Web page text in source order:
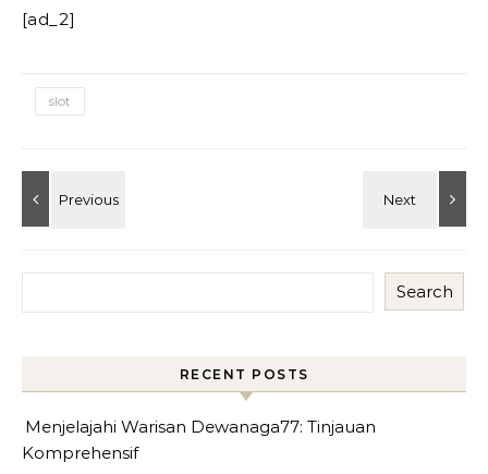
[ad_2]
slot
Search
RECENT POSTS
Menjelajahi Warisan Dewanaga77: Tinjauan
Komprehensif